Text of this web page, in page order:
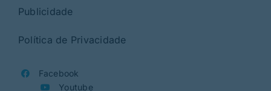
Publicidade
Política de Privacidade
Facebook
Youtube